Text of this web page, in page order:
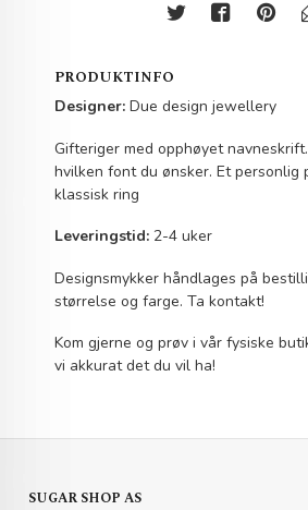
PRODUKTINFO
Designer: Due design jewellery
Gifteriger med opphøyet
hvilken font du ønsker. Et personlig
klassisk ring
Leveringstid: 2-4 uker
Designsmykker håndlages på
størrelse og farge. Ta kontakt!
Kom gjerne og prøv i vår fysiske
vi akkurat det du vil ha!
SUGAR SHOP AS